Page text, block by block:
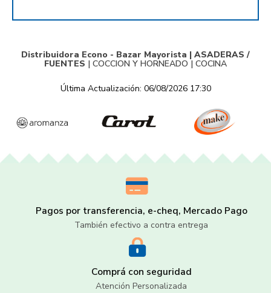
Distribuidora Econo - Bazar Mayorista | ASADERAS /
FUENTES | COCCION Y HORNEADO | COCINA
Última Actualización: 06/08/2026 17:30
Pagos por transferencia, e-cheq, Mercado Pago
También efectivo a contra entrega
Comprá con seguridad
Atención Personalizada